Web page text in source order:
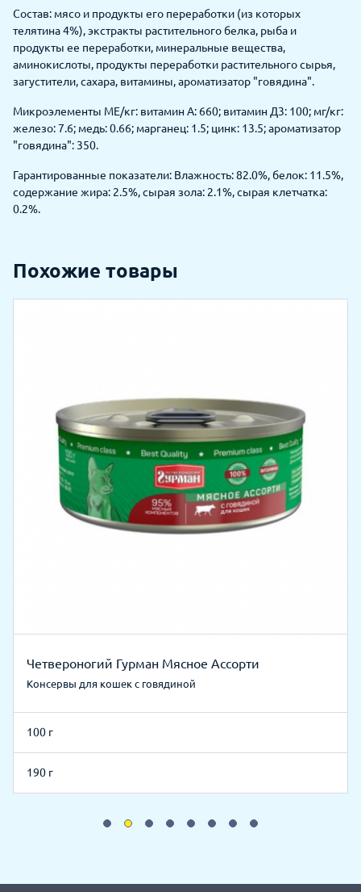
Состав: мясо и продукты его переработки (из которых
телятина 4%), экстракты растительного белка, рыба и
продукты ее переработки, минеральные вещества,
аминокислоты, продукты переработки растительного сырья,
загустители, сахара, витамины, ароматизатор "говядина".
Микроэлементы МЕ/кг: витамин А: 660; витамин Д3: 100; мг/кг:
железо: 7.6; медь: 0.66; марганец: 1.5; цинк: 13.5; ароматизатор
"говядина": 350.
Гарантированные показатели: Влажность: 82.0%, белок: 11.5%,
содержание жира: 2.5%, сырая зола: 2.1%, сырая клетчатка:
0.2%.
Похожие товары
Четвероногий Гурман Мясное Ассорти
Консервы для кошек с говядиной
100 г
190 г